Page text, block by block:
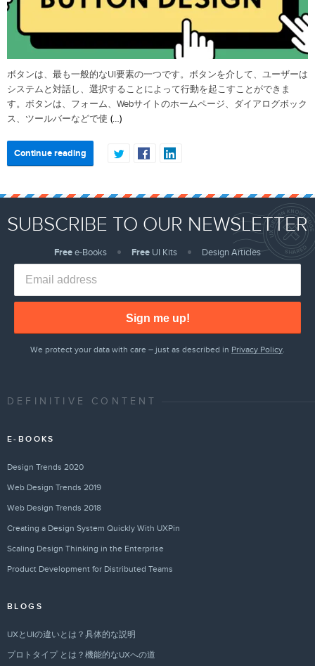
ボタンは、最も一般的なUI要素の一つです。ボタンを介して、ユーザーは
システムと対話し、選択することによって行動を起こすことができま
す。ボタンは、フォーム、Webサイトのホームページ、ダイアログボック
ス、ツールバーなどで使 (…)
Continue reading
SUBSCRIBE TO OUR NEWSLETTER
Freee-Books Free UI Kits Design Articles
Sign me up!
We protect your data with care – just as described in Privacy Policy.
DEFINITIVE CONTENT
E-BOOKS
Design Trends 2020
Web Design Trends 2019
Web Design Trends 2018
Creating a Design System Quickly With UXPin
Scaling Design Thinking in the Enterprise
Product Development for Distributed Teams
BLOGS
UXとUIの違いとは？具体的な説明
プロトタイプ とは？機能的なUXへの道